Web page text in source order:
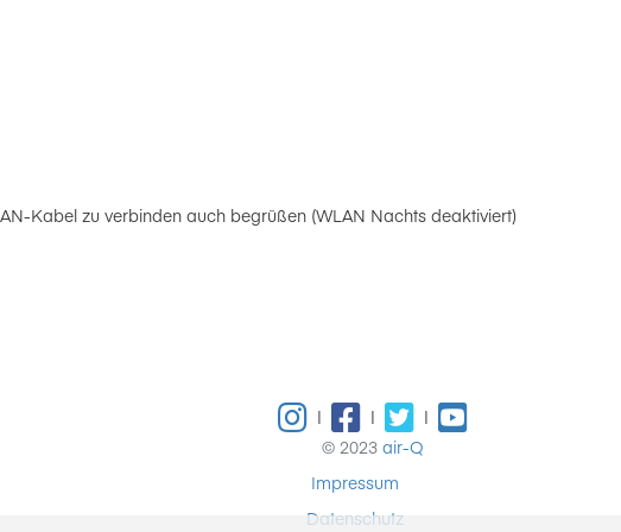
Kabel zu verbinden auch begrüßen (WLAN Nachts deaktiviert)
| |
|
© 2023 air-Q
Impressum
Datenschutz